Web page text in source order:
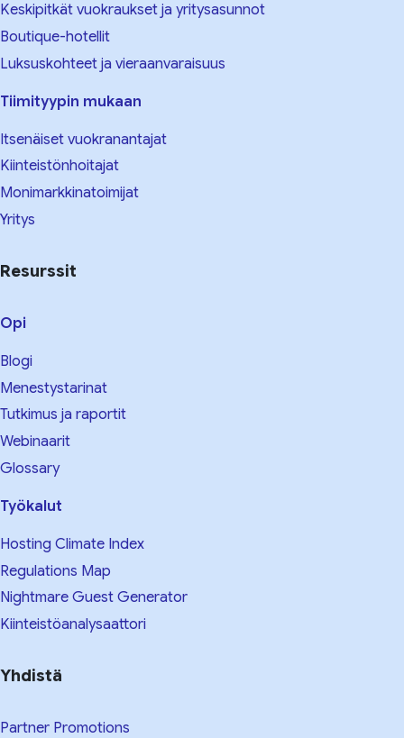
Keskipitkät vuokraukset ja yritysasunnot
Boutique-hotellit
Luksuskohteet ja vieraanvaraisuus
Tiimityypin mukaan
Itsenäiset vuokranantajat
Kiinteistönhoitajat
Monimarkkinatoimijat
Yritys
Resurssit
Opi
Blogi
Menestystarinat
Tutkimus ja raportit
Webinaarit
Glossary
Työkalut
Hosting Climate Index
Regulations Map
Nightmare Guest Generator
Kiinteistöanalysaattori
Yhdistä
Partner Promotions